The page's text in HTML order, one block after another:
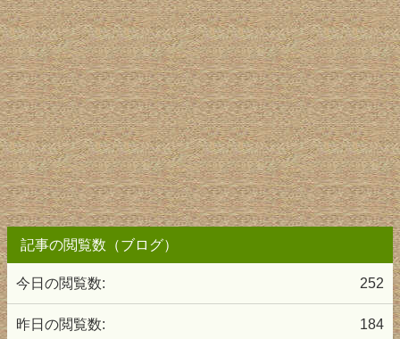
記事の閲覧数（ブログ）
252
今日の閲覧数:
184
昨日の閲覧数: